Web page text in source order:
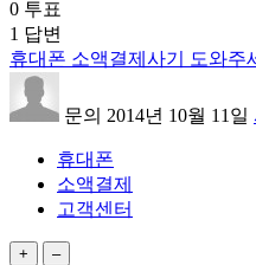
0 투표
1 답변
휴대폰 소액결제사기 도와주
문의 2014년 10월 11일
휴대폰
소액결제
고객센터